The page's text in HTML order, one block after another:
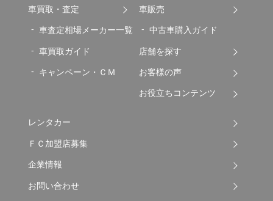
車買取・査定
車査定相場メーカー一覧
車買取ガイド
キャンペーン・ＣＭ
車販売
中古車購入ガイド
店舗を探す
お客様の声
お役立ちコンテンツ
レンタカー
ＦＣ加盟店募集
企業情報
お問い合わせ